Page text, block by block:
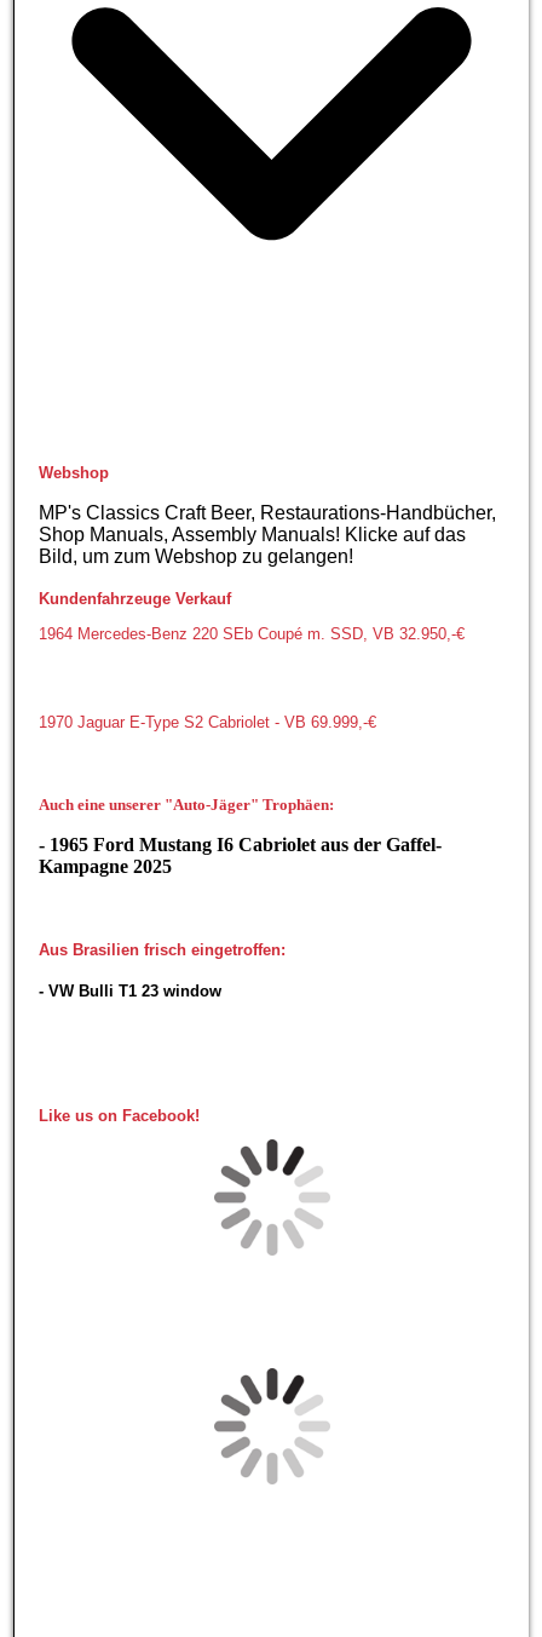
Webshop
MP's Classics Craft Beer, Restaurations-Handbücher,
Shop Manuals, Assembly Manuals! Klicke auf das
Bild, um zum Webshop zu gelangen!
Kundenfahrzeuge Verkauf
1964 Mercedes-Benz 220 SEb Coupé m. SSD, VB 32.950,-€
1970 Jaguar E-Type S2 Cabriolet - VB 69.999,-€
Auch eine unserer "Auto-Jäger" Trophäen:
- 1965 Ford Mustang I6 Cabriolet aus der Gaffel-
Kampagne 2025
Aus Brasilien frisch eingetroffen:
- VW Bulli T1 23 window
Like us on Facebook!